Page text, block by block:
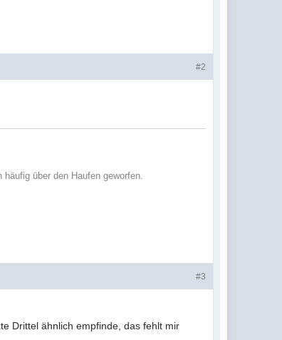
#2
über den Haufen geworfen.
#3
Drittel ähnlich empfinde, das fehlt mir